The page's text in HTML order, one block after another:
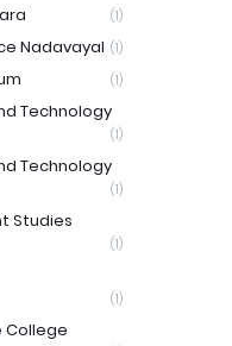
(1)
Nadavayal (1)
(1)
Technology
(1)
Technology
(1)
Studies
(1)
(1)
College